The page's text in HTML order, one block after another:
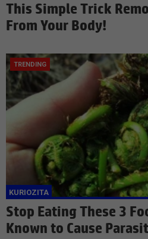
This Simple Trick
From Your Body!
Stop Eating These 3
Known to Cause